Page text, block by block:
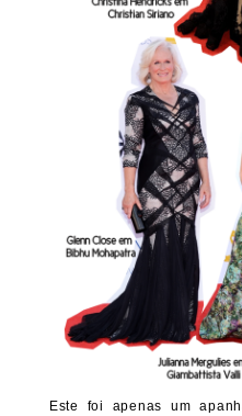
Este foi apenas um